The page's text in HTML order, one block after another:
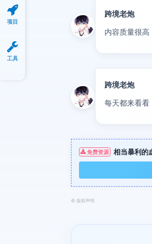
跨境老炮
内容质量很高
跨境老炮
每天都来看看
免费资源 相当暴利的
© 版权声明
项目
工具